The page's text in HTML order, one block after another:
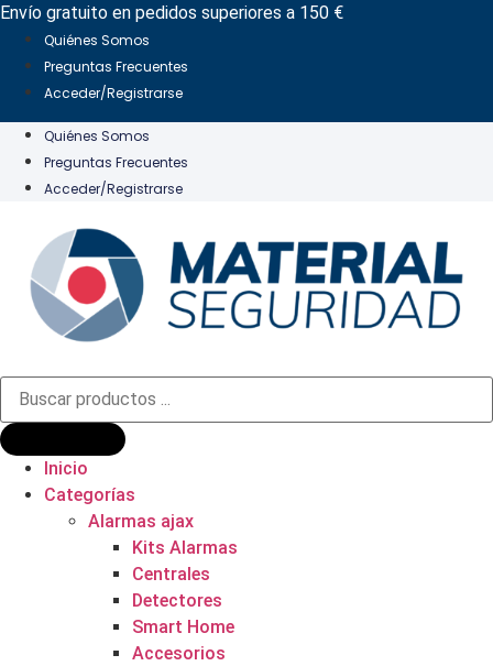
Ir
contenido
Envío gratuito en pedidos superiores a 150 €
Quiénes Somos
Preguntas Frecuentes
Acceder/Registrarse
Quiénes Somos
Preguntas Frecuentes
Acceder/Registrarse
Búsqueda
productos
Inicio
Categorías
Alarmas ajax
Kits Alarmas
Centrales
Detectores
Smart Home
Accesorios